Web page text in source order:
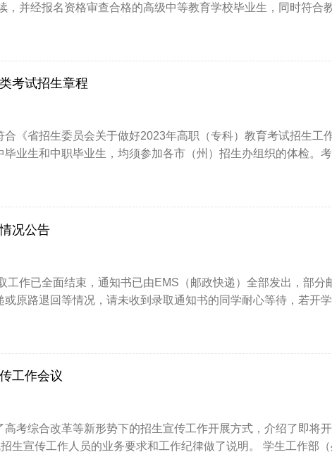
，并经报名资格审查合格的高级中等教育学校毕业生，同时符合
考试招生章程
《省招生委员会关于做好2023年高职（专科）教育考试招生工
业生和中职毕业生，均须参加各市（州）招生办组织的体检。
况公告
作已全面结束，通知书已由EMS（邮政快递）全部发出，部分
或原路退回等情况，请未收到录取通知书的同学耐心等待，若开
工作会议
考综合改革等新形势下的招生宣传工作开展方式，介绍了即将
传“大篷车”活动安排，并就招生宣传工作人员的业务要求和工作纪律